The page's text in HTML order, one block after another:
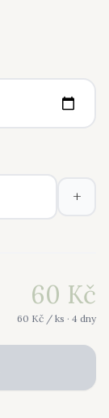
+
60 Kč
60 Kč / ks · 4 dny